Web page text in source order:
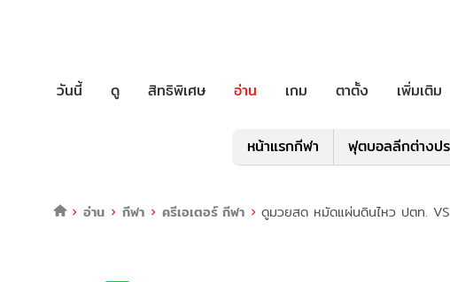
วันนี้ ดู สิทธิพิเศษ อ่าน เกม ตาตั้ง เพิ่มเติม
หน้าแรกกีฬา ฟุตบอลลีกต่างปร
อ่าน กีฬา ครีเอเตอร์ กีฬา ดูมวยสด หมัดแผ่นดินไหว ปตท.